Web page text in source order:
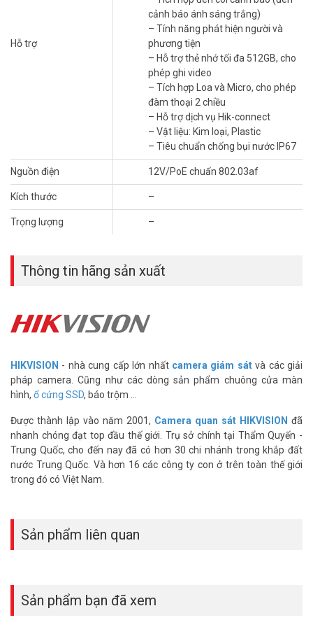
Lợi Ích Nổi Bật Khi Sử Dụng:
An ninh vượt trội ngày đêm:Quan sát rõ nét, có màu 24/7
cùng khả năng phát hiện thông minh.
Đèn và còi hú tích hợp giúp ngăn chặn đột
Yên tâm trước mọi thời tiết:Thiết kế chuẩn IP67 đảm bảo
Giám sát và tương tác dễ dàng:Quản lý và xem trực tiếp
qua ứng dụng Hik-Connect trên điện thoại di động từ bất kỳ
Camera Hikvision DS-2CD1B47G2H-
LIUF/SL Phù Hợp Với Ai?
Sản phẩm là giải pháp lý tưởng cho nhiều nhu cầu an ninh khác
nhau:
người thân.
Lắp đặt tại các khu vực công cộng nhỏ, bãi giữ xe, hành
lang…
nhiều tính năng thông minh và hoạt động bền bỉ.
Thông số kỹ thuật camera IP thân trụ 4MP
Hikvision DS-2CD1B47G2H-LIUF/SL
– Cảm biến 1/3″ progressive scan CMOS
– Chuẩn nén H.265, H.265+, H.264, H.264+ ; Hỗ trợ 2 luồng dữ liệu
– Độ phân giải tối đa 2560 × 1440/20fps
– Độ nhạy sáng Color: 0.001 Lux @ (F1.0, AGC ON)
– Ống kính 4mm
– Hỗ trợ chế độ đèn thông minh Smart Hybrid Light
– Tích hợp đèn còi cảnh báo (đèn cảnh báo ánh sáng trắng)
– Hỗ trợ dịch vụ Hik-connect
– Vật liệu: Kim loại, Plastic
Hỗ trợ
cảnh báo ánh sáng trắng)
– Tính năng phát hiện người và
phương tiện
– Hỗ trợ thẻ nhớ tối đa 512GB, cho
phép ghi video
– Tích hợp Loa và Micro, cho phép
đàm thoại 2 chiều
– Hỗ trợ dịch vụ Hik-connect
– Vật liệu: Kim loại, Plastic
– Tiêu chuẩn chống bụi nước IP67
Nguồn điện 12V/PoE chuẩn 802.03af
Kích thước –
Trọng lượng –
Thông tin hãng sản xuất
HIKVISION - nhà cung cấp lớn nhất camera giám sátvà các giải
pháp camera. Cũng như các dòng sản phẩm chuông cửa màn
hình, ổ cứng SSD, báo trộm ...
Được thành lập vào năm 2001, Camera quan sát HIKVISION đã
nhanh chóng đạt top đầu thế giới. Trụ sở chính tại Thẩm Quyến -
Trung Quốc, cho đến nay đã có hơn 30 chi nhánh trong khắp đất
nước Trung Quốc. Và hơn 16 các công ty con ở trên toàn thế giới
trong đó có Việt Nam.
Sản phẩm liên quan
Sản phẩm bạn đã xem